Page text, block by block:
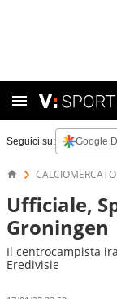
Seguici su: Google
CALCIOMERCATO
Ufficiale,
Groningen
Il centrocampista
Eredivisie